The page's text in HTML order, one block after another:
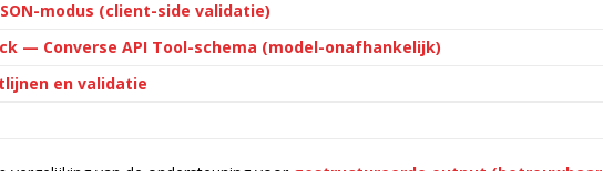
modus (client-side validatie)
— Converse API Tool-schema (model-onafhankelijk)
en validatie